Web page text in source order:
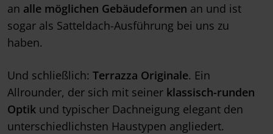
an alle möglichen Gebäudeformen an und ist
sogar als Satteldach-Ausführung bei uns zu
haben.
Und schließlich: Terrazza Originale. Ein
Allrounder, der sich mit seiner klassisch-runden
Optik und typischer Dachneigung elegant den
unterschiedlichsten Haustypen angliedert.